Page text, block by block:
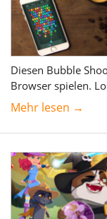
Diesen Bubble
Browser spielen.
Mehr lesen →